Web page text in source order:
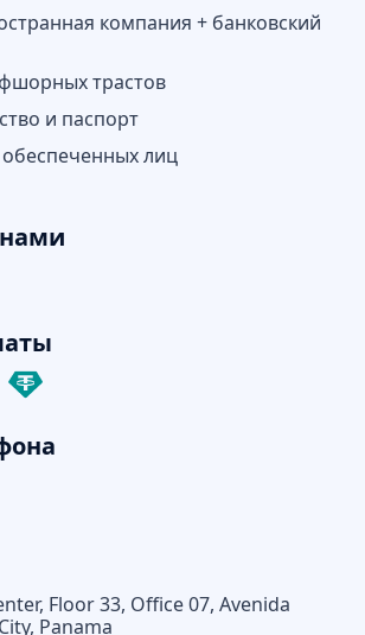
компания + банковский
трастов
и паспорт
лиц
нами
Floor 33, Office 07, Avenida
Panama